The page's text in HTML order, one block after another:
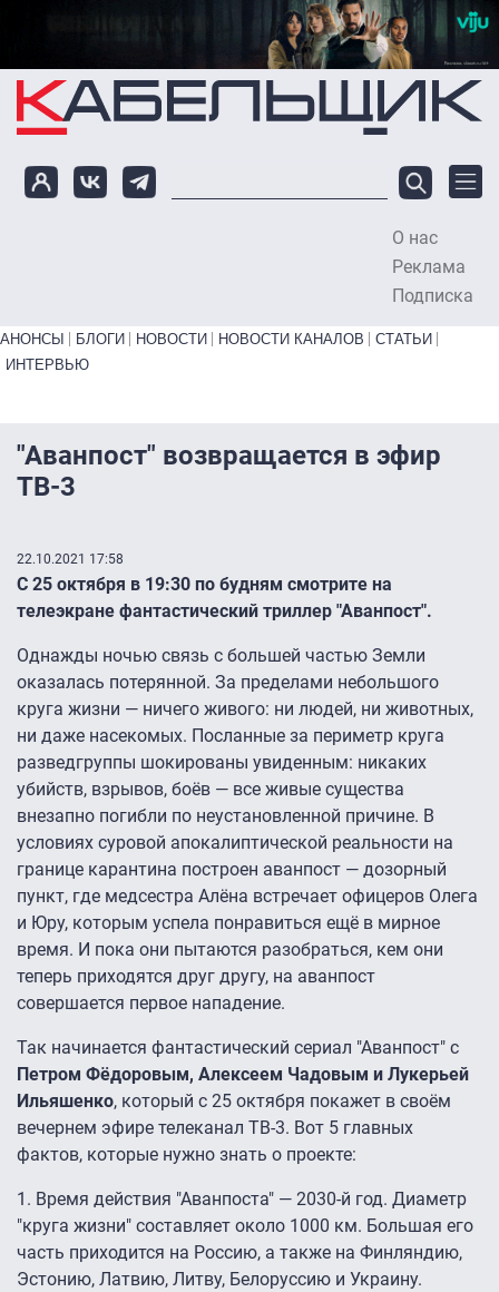
Перейти к основному содержанию
О нас
Реклама
Подписка
Primary links bottom
АНОНСЫ БЛОГИ НОВОСТИ НОВОСТИ КАНАЛОВ
СТАТЬИ
ИНТЕРВЬЮ
"Аванпост" возвращается в эфир
ТВ-3
22.10.2021 17:58
С 25 октября в 19:30 по будням смотрите на
телеэкране фантастический триллер "Аванпост".
Однажды ночью связь с большей частью Земли
оказалась потерянной. За пределами небольшого
круга жизни — ничего живого: ни людей, ни животных,
ни даже насекомых. Посланные за периметр круга
разведгруппы шокированы увиденным: никаких
убийств, взрывов, боёв — все живые существа
внезапно погибли по неустановленной причине. В
условиях суровой апокалиптической реальности на
границе карантина построен аванпост — дозорный
пункт, где медсестра Алёна встречает офицеров Олега
и Юру, которым успела понравиться ещё в мирное
время. И пока они пытаются разобраться, кем они
теперь приходятся друг другу, на аванпост
совершается первое нападение.
Так начинается фантастический сериал "Аванпост" с
Петром Фёдоровым, Алексеем Чадовым и Лукерьей
Ильяшенко, который с 25 октября покажет в своём
вечернем эфире телеканал ТВ-3. Вот 5 главных
фактов, которые нужно знать о проекте:
1. Время действия "Аванпоста" — 2030-й год. Диаметр
"круга жизни" составляет около 1000 км. Большая его
часть приходится на Россию, а также на Финляндию,
Эстонию, Латвию, Литву, Белоруссию и Украину.